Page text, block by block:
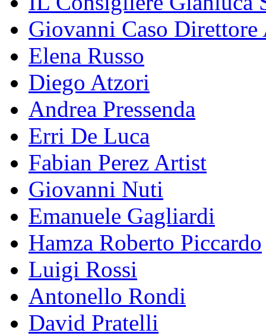
Giovanni Caso
Elena Russo
Diego Atzori
Andrea Pressenda
Erri De Luca
Fabian Perez Artist
Giovanni Nuti
Emanuele Gagliardi
Hamza Roberto Piccardo
Luigi Rossi
Antonello Rondi
David Pratelli